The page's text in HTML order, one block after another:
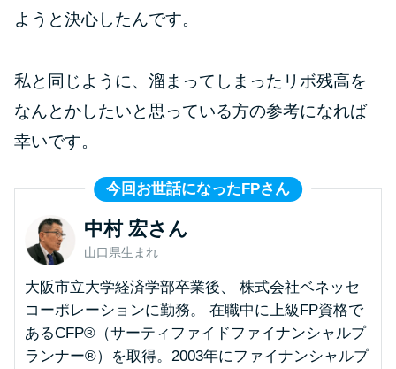
今月の家賃払えない…2ヵ月目に
は解決しないと危険な理由と対
家賃払えないが強制退去は避け
たい…市役所に相談より賢い方
法2選
街金とは？絶対審査通る？借金
に悩む人へ街金をおすすめしな
い理由
ようと決心したんです。
私と同じように、溜まってしまったリボ残高を
なんとかしたいと思っている方の参考になれば
幸いです。
今回お世話になったFPさん
中村 宏さん
山口県生まれ
大阪市立大学経済学部卒業後、 株式会社ベネッセ
コーポレーションに勤務。 在職中に上級FP資格で
あるCFP®（サーティファイドファイナンシャルプ
ランナー®）を取得。2003年にファイナンシャルプ